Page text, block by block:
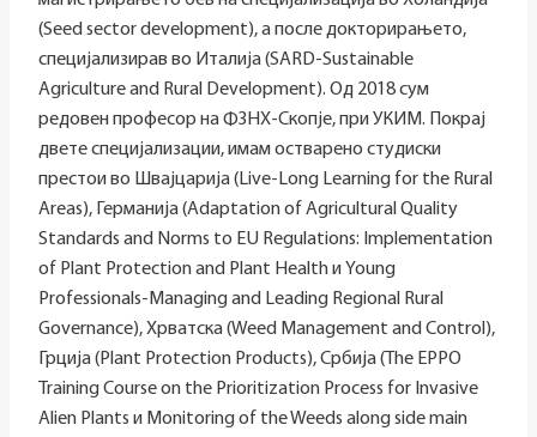
(Seed sector development), а после докторирањето,
специјализирав во Италија (SARD-Sustainable
Agriculture and Rural Development). Од 2018 сум
редовен професор на ФЗНХ-Скопје, при УКИМ. Покрај
двете специјализации, имам остварено студиски
престои во Швајцарија (Live-Long Learning for the Rural
Areas), Германија (Adaptation of Agricultural Quality
Standards and Norms to EU Regulations: Implementation
of Plant Protection and Plant Health и Young
Professionals-Managing and Leading Regional Rural
Governance), Хрватска (Weed Management and Control),
Грција (Plant Protection Products), Србија (The EPPO
Training Course on the Prioritization Process for Invasive
Alien Plants и Monitoring of the Weeds along side main